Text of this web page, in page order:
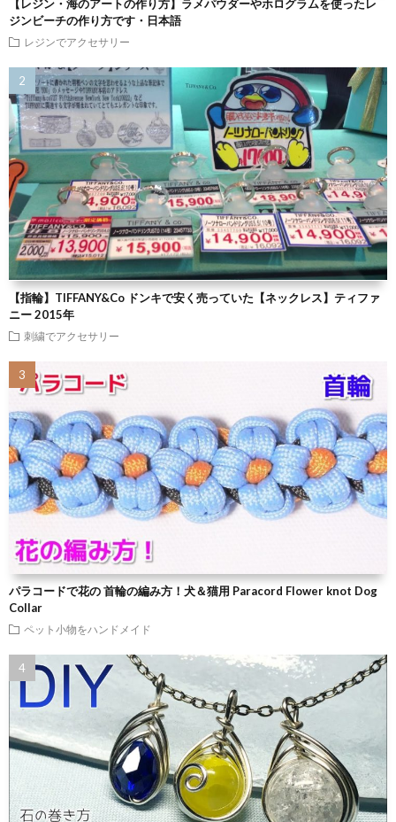
【レジン・海のアートの作り方】ラメパウダーやホログラムを使ったレ
ジンビーチの作り方です・日本語
レジンでアクセサリー
【指輪】TIFFANY&Co ドンキで安く売っていた【ネックレス】ティファ
ニー 2015年
刺繍でアクセサリー
パラコードで花の 首輪の編み方！犬＆猫用 Paracord Flower knot Dog
Collar
ペット小物をハンドメイド